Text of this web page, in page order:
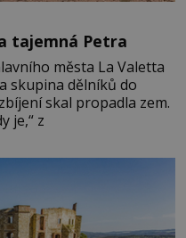
tajemná Petra
města La Valetta
skupina dělníků do
skal propadla zem.
je,“ z